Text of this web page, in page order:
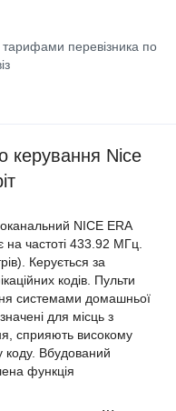
тарифами перевізника по
керування Nice
NICE ERA
частоті 433.92 МГц.
Керується за
кодів. Пульти
системами домашньої
для місць з
сприяють високому
коду. Вбудований
​​функція